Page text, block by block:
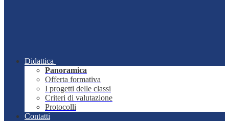
Didattica
Panoramica
Offerta formativa
I progetti delle classi
Criteri di valutazione
Protocolli
Contatti